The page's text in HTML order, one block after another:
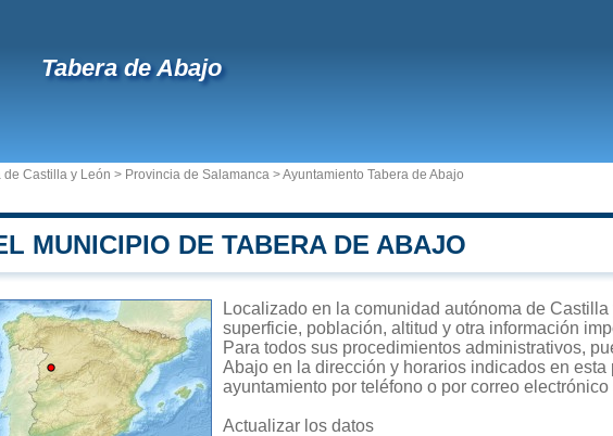
Tabera de Abajo
Castilla y León > Provincia de Salamanca >Ayuntamiento Tabera de Abajo
MUNICIPIO DE TABERA DE ABAJO
Localizado en la comunidad autónoma de
superficie, población, altitud y otra información
Para todos sus procedimientos administrativos,
Abajo en la dirección y horarios indicados en esta
ayuntamiento por teléfono o por correo
Actualizar los datos